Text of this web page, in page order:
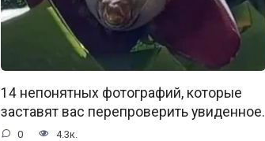
14 непонятных фотографий, которые
заставят вас перепроверить увиденное.
0 4.3к.